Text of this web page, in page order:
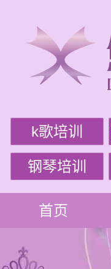
k歌培训
钢琴培训
首页